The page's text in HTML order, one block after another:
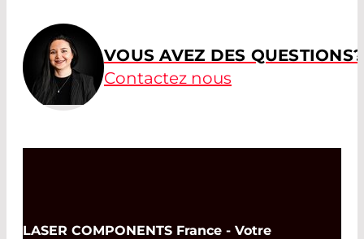
VOUS AVEZ DES QUESTIONS?
Contactez nous
LASER COMPONENTS France - Votre